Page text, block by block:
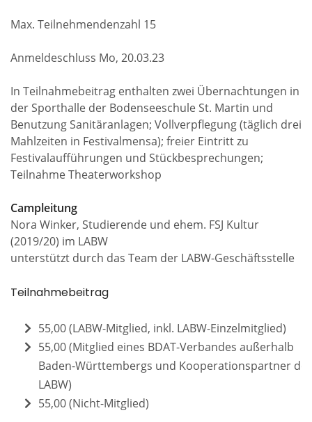
Max. Teilnehmendenzahl 15
Anmeldeschluss Mo, 20.03.23
In Teilnahmebeitrag enthalten zwei Übernachtungen in
der Sporthalle der Bodenseeschule St. Martin und
Benutzung Sanitäranlagen; Vollverpflegung (täglich drei
Mahlzeiten in Festivalmensa); freier Eintritt zu
Festivalaufführungen und Stückbesprechungen;
Teilnahme Theaterworkshop
Campleitung
Nora Winker, Studierende und ehem. FSJ Kultur
(2019/20) im LABW
unterstützt durch das Team der LABW-Geschäftsstelle
Teilnahmebeitrag
55,00 (LABW-Mitglied, inkl. LABW-Einzelmitglied)
55,00 (Mitglied eines BDAT-Verbandes außerhalb
Baden-Württembergs und Kooperationspartner des
LABW)
55,00 (Nicht-Mitglied)